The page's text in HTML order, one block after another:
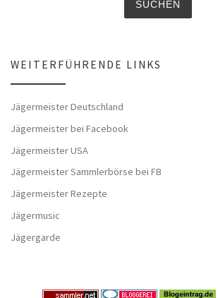
WEITERFÜHRENDE LINKS
Jägermeister Deutschland
Jägermeister bei Facebook
Jägermeister USA
Jägermeister Sammlerbörse bei FB
Jägermeister Rezepte
Jägermusic
Jägergarde